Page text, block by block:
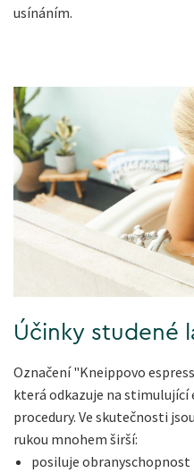
usínáním.
Účinky studené
Označení "Kneippovo
která odkazuje na
procedury. Ve skutečnosti
rukou mnohem širší:
posiluje obranyschopnost